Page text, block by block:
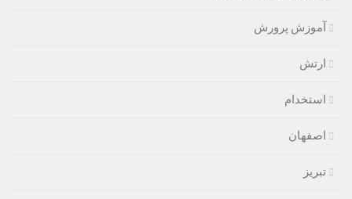
آموزش پرورش
ارتش
استخدام
اصفهان
تبریز